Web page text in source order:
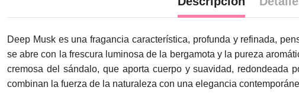
Deep Musk es una fragancia característica, profunda y refinada,
se abre con la frescura luminosa de la bergamota y la pureza
cremosa del sándalo, que aporta cuerpo y suavidad, redondeada
combinan la fuerza de la naturaleza con una elegancia